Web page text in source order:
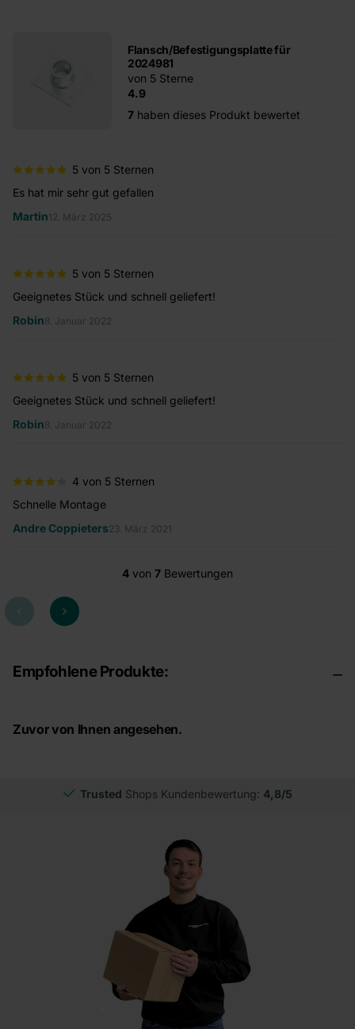
Flansch/Befestigungsplatte für
2024981
4.9
von 5 Sterne
7 haben dieses Produkt bewertet
5 von 5 Sternen
Es hat mir sehr gut gefallen
Martin12. März 2025
5 von 5 Sternen
Geeignetes Stück und schnell geliefert!
Robin8. Januar 2022
5 von 5 Sternen
Geeignetes Stück und schnell geliefert!
Robin8. Januar 2022
4 von 5 Sternen
Schnelle Montage
Andre Coppieters 23. März 2021
4 von 7 Bewertungen
Empfohlene Produkte:
Zuvor von Ihnen angesehen.
Trusted Shops Kundenbewertung: 4,8/5